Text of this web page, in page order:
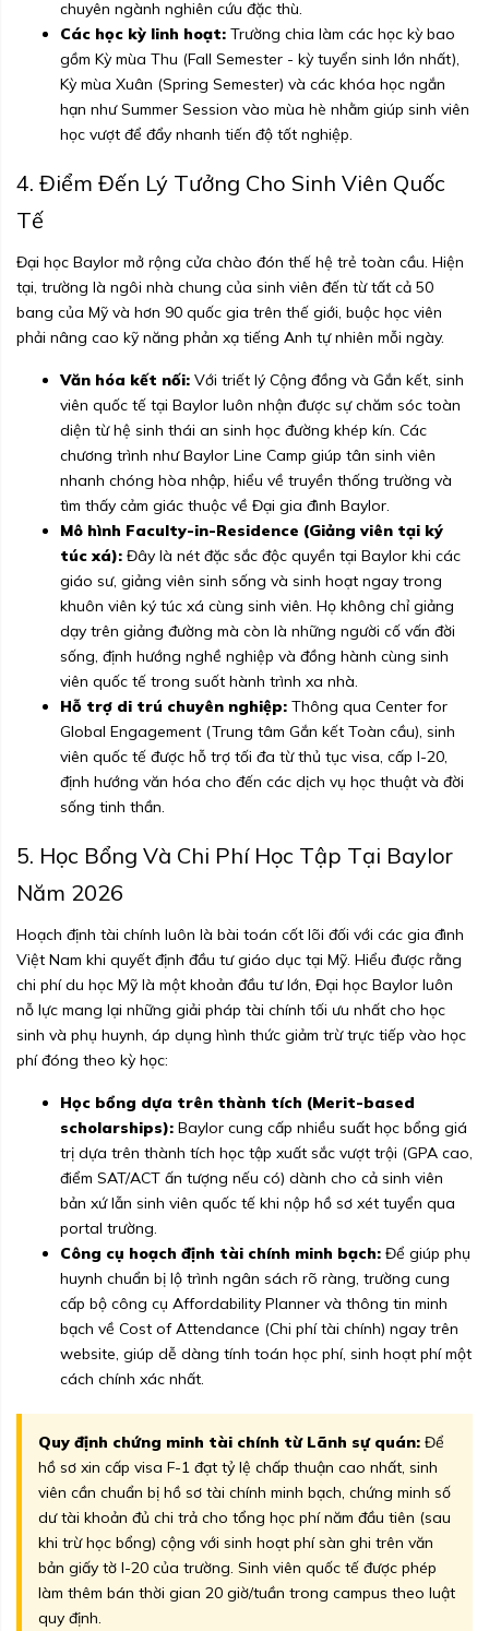
chuyên ngành nghiên cứu đặc thù.
Các học kỳ linh hoạt: Trường chia làm các học kỳ bao
gồm Kỳ mùa Thu (Fall Semester - kỳ tuyển sinh lớn nhất),
Kỳ mùa Xuân (Spring Semester) và các khóa học ngắn
hạn như Summer Session vào mùa hè nhằm giúp sinh viên
học vượt để đẩy nhanh tiến độ tốt nghiệp.
4. Điểm Đến Lý Tưởng Cho Sinh Viên Quốc
Tế
Đại học Baylor mở rộng cửa chào đón thế hệ trẻ toàn cầu. Hiện
tại, trường là ngôi nhà chung của sinh viên đến từ tất cả 50
bang của Mỹ và hơn 90 quốc gia trên thế giới, buộc học viên
phải nâng cao kỹ năng phản xạ tiếng Anh tự nhiên mỗi ngày.
Văn hóa kết nối: Với triết lý Cộng đồng và Gắn kết, sinh
viên quốc tế tại Baylor luôn nhận được sự chăm sóc toàn
diện từ hệ sinh thái an sinh học đường khép kín. Các
chương trình như Baylor Line Camp giúp tân sinh viên
nhanh chóng hòa nhập, hiểu về truyền thống trường và
tìm thấy cảm giác thuộc về Đại gia đình Baylor.
Mô hình Faculty-in-Residence (Giảng viên tại ký
túc xá): Đây là nét đặc sắc độc quyền tại Baylor khi các
giáo sư, giảng viên sinh sống và sinh hoạt ngay trong
khuôn viên ký túc xá cùng sinh viên. Họ không chỉ giảng
dạy trên giảng đường mà còn là những người cố vấn đời
sống, định hướng nghề nghiệp và đồng hành cùng sinh
viên quốc tế trong suốt hành trình xa nhà.
Hỗ trợ di trú chuyên nghiệp: Thông qua Center for
Global Engagement (Trung tâm Gắn kết Toàn cầu), sinh
viên quốc tế được hỗ trợ tối đa từ thủ tục visa, cấp I-20,
định hướng văn hóa cho đến các dịch vụ học thuật và đời
sống tinh thần.
5. Học Bổng Và Chi Phí Học Tập Tại Baylor
Năm 2026
Hoạch định tài chính luôn là bài toán cốt lõi đối với các gia đình
Việt Nam khi quyết định đầu tư giáo dục tại Mỹ. Hiểu được rằng
chi phí du học Mỹ là một khoản đầu tư lớn, Đại học Baylor luôn
nỗ lực mang lại những giải pháp tài chính tối ưu nhất cho học
sinh và phụ huynh, áp dụng hình thức giảm trừ trực tiếp vào học
phí đóng theo kỳ học:
Học bổng dựa trên thành tích (Merit-based
scholarships): Baylor cung cấp nhiều suất học bổng giá
trị dựa trên thành tích học tập xuất sắc vượt trội (GPA cao,
điểm SAT/ACT ấn tượng nếu có) dành cho cả sinh viên
bản xứ lẫn sinh viên quốc tế khi nộp hồ sơ xét tuyển qua
portal trường.
Công cụ hoạch định tài chính minh bạch: Để giúp phụ
huynh chuẩn bị lộ trình ngân sách rõ ràng, trường cung
cấp bộ công cụ Affordability Planner và thông tin minh
bạch về Cost of Attendance (Chi phí tài chính) ngay trên
website, giúp dễ dàng tính toán học phí, sinh hoạt phí một
cách chính xác nhất.
Quy định chứng minh tài chính từ Lãnh sự quán: Để
hồ sơ xin cấp visa F-1 đạt tỷ lệ chấp thuận cao nhất, sinh
viên cần chuẩn bị hồ sơ tài chính minh bạch, chứng minh số
dư tài khoản đủ chi trả cho tổng học phí năm đầu tiên (sau
khi trừ học bổng) cộng với sinh hoạt phí sàn ghi trên văn
bản giấy tờ I-20 của trường. Sinh viên quốc tế được phép
làm thêm bán thời gian 20 giờ/tuần trong campus theo luật
quy định.